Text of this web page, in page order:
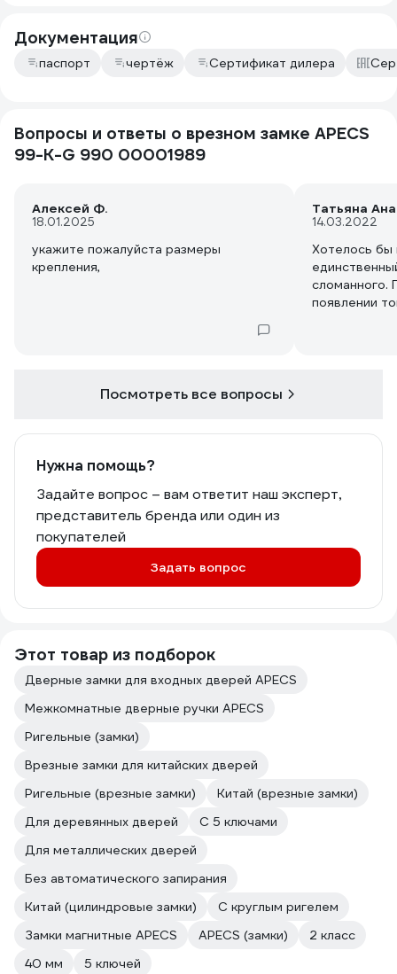
Документация
паспорт чертёж Сертификат дилера
Вопросы и ответы о врезном замке APECS
99-K-G 990 00001989
Алексей Ф.
18.01.2025
укажите пожалуйста размеры
крепления,
Татьяна
14.03.2022
Хотелось бы
сломанного.
появлении
Посмотреть все вопросы
Нужна помощь?
Задайте вопрос – вам ответит наш эксперт,
представитель бренда или один из
покупателей
Задать вопрос
Этот товар из подборок
Дверные замки для входных дверей APECS
Межкомнатные дверные ручки APECS
Ригельные (замки)
Врезные замки для китайских дверей
Ригельные (врезные замки)
Китай (врезные замки)
Для деревянных дверей
С 5 ключами
Для металлических дверей
Без автоматического запирания
Китай (цилиндровые замки)
С круглым ригелем
Замки магнитные APECS
APECS (замки)
2 класс
40 мм
5 ключей